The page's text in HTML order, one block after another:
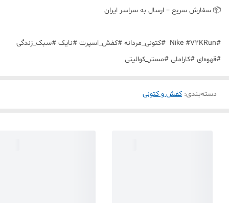
📦 سفارش سریع – ارسال به سراسر ایران
#Nike #V2KRun #کتونی_مردانه #کفش_اسپرت #نایک #سبک_زندگی
#قهوه‌ای #کاراملی #مستر_کوالیتی
دسته‌بندی: کفش و کتونی